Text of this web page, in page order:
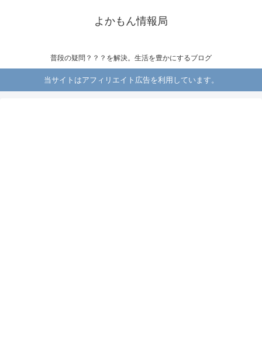
よかもん情報局
普段の疑問？？？を解決。生活を豊かにするブログ
当サイトはアフィリエイト広告を利用しています。